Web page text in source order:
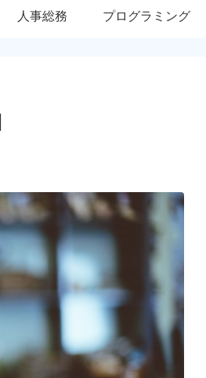
人事総務 プログラミング